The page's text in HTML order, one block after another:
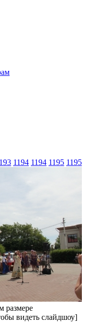
1194 1194 1195 1195
видеть слайдшоу]